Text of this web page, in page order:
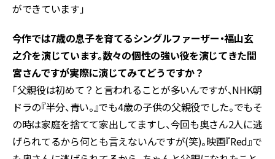
ができています」
――今作では7歳の息子を育てるシングルファーザー・福山玄
之介を演じています。数々の個性の強い役を演じてきた間
宮さんですが実際に演じてみてどうですか？
「父親役は初めて？と言われることが多いんですが、NHK朝
ドラの『半分、青い。』でも4歳の子供の父親役でした。でもそ
の時は家庭を捨てて家出してますし、今回も奥さん2人に逃
げられてるから何とも言えないんですが(笑)。映画『Red』で